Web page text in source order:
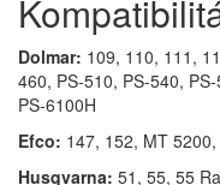
Dolmar: 109, 110, 111,
460, PS-510, PS-540,
PS-6100H
Efco: 147, 152, MT
Husqvarna: 51, 55, 55